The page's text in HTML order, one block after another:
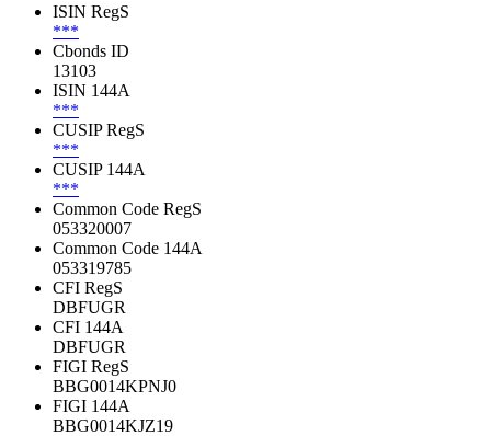
ISIN RegS
***
Cbonds ID
13103
ISIN 144A
***
CUSIP RegS
***
CUSIP 144A
***
Common Code RegS
053320007
Common Code 144A
053319785
CFI RegS
DBFUGR
CFI 144A
DBFUGR
FIGI RegS
BBG0014KPNJ0
FIGI 144A
BBG0014KJZ19